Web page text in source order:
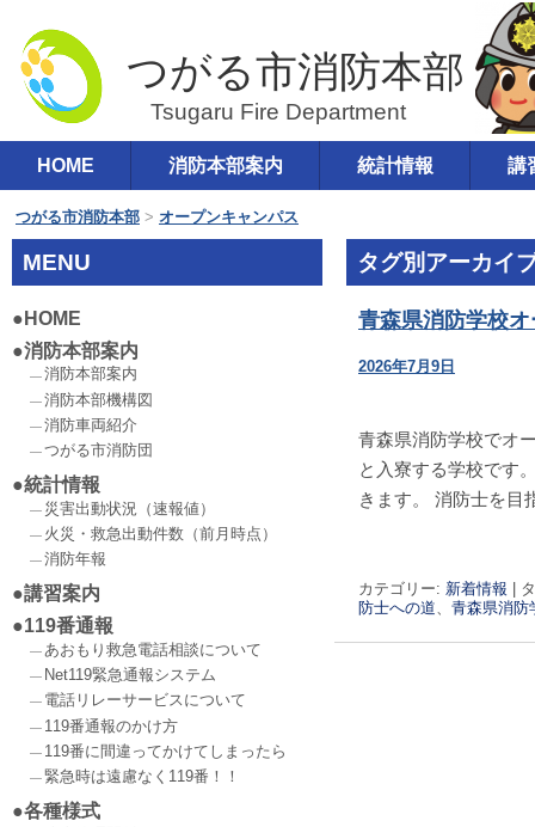
つがる市消防本部
メインメニュー
ン
テ
へ
移
HOME 消防本部案内 統計情報 講
つがる市消防本部 > オープンキャンパス
タグ別アーカイ
青森県消防学校
2026年7月9日
青森県消防学校でオ
と入寮する学校です
きます。 消防士を
カテゴリー: 新着情報
防士への道
青森県消防
MENU
HOME
消防本部案内
消防本部案内
消防本部機構図
消防車両紹介
つがる市消防団
統計情報
災害出動状況（速報値）
火災・救急出動件数（前月時点）
消防年報
講習案内
119番通報
あおもり救急電話相談について
Net119緊急通報システム
電話リレーサービスについて
119番通報のかけ方
119番に間違ってかけてしまったら
緊急時は遠慮なく119番！！
各種様式